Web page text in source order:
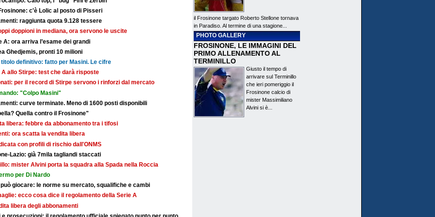
c'è Lolic al posto di Pisseri
raggiunta quota 9.128 tessere
doppioni in mediana, ora servono le uscite
ora arriva l’esame dei grandi
Ghedjemis, pronti 10 milioni
titolo definitivo: fatto per Masini. Le cifre
A allo Stirpe: test che darà risposte
per il record di Stirpe servono i rinforzi dal mercato
"Colpo Masini"
curve terminate. Meno di 1600 posti disponibili
Quella contro il Frosinone"
libera: febbre da abbonamento tra i tifosi
ora scatta la vendita libera
con profili di rischio dall'ONMS
Lazio: già 7mila tagliandi staccati
mister Alvini porta la squadra alla Spada nella Roccia
per Di Nardo
giocare: le norme su mercato, squalifiche e cambi
ecco cosa dice il regolamento della Serie A
libera degli abbonamenti
il Frosinone targato Roberto Stellone tornava
in Paradiso. Al termine di una stagione...
PHOTO GALLERY
FROSINONE, LE IMMAGINI DEL
PRIMO ALLENAMENTO AL
TERMINILLO
Giusto il tempo di
arrivare sul Terminillo
che ieri pomeriggio il
Frosinone calcio di
mister Massimiliano
Alvini si è...